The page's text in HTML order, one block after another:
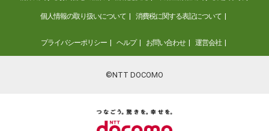
個人情報の取り扱いについて 消費税に関する表記について
プライバシーポリシー ヘルプ お問い合わせ 運営会社
©NTT DOCOMO